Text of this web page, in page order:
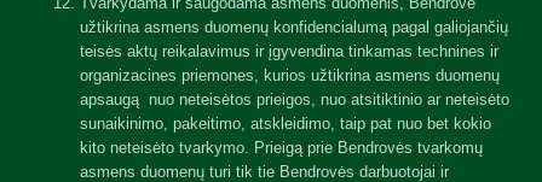
užtikrina asmens duomenų konfidencialumą pagal galiojančių
teisės aktų reikalavimus ir įgyvendina tinkamas technines ir
organizacines priemones, kurios užtikrina asmens duomenų
apsaugą nuo neteisėtos prieigos, nuo atsitiktinio ar neteisėto
sunaikinimo, pakeitimo, atskleidimo, taip pat nuo bet kokio
kito neteisėto tvarkymo. Prieigą prie Bendrovės tvarkomų
asmens duomenų turi tik tie Bendrovės darbuotojai ir